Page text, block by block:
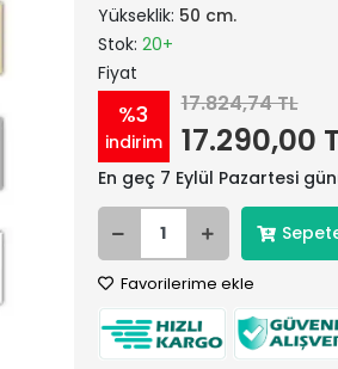
Yükseklik: 50 cm.
Stok: 20+
Fiyat
%3
indirim
17.824,74 TL
17.290,00
En geç 7 Eylül Pazartesi
Favorilerime ekle